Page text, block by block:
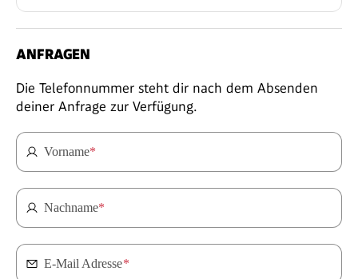
ANFRAGEN
Die Telefonnummer steht dir nach dem Absenden
deiner Anfrage zur Verfügung.
Vorname*
Nachname*
E-Mail Adresse*